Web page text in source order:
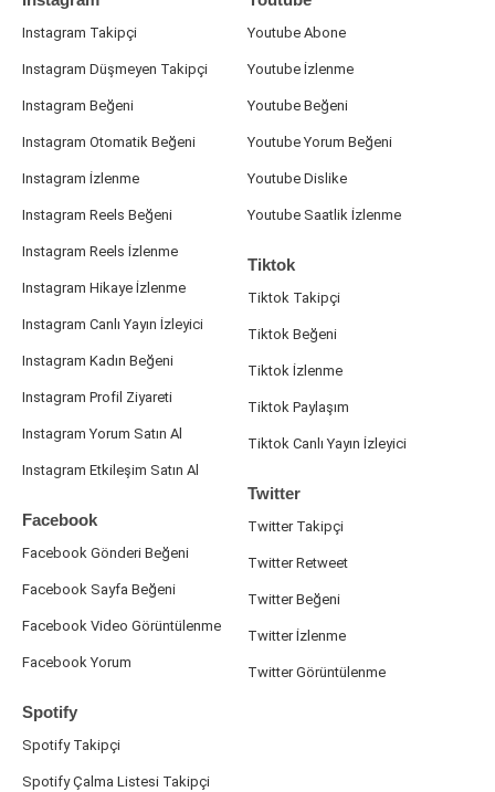
Instagram Takipçi
Instagram Düşmeyen Takipçi
Instagram Beğeni
Instagram Otomatik Beğeni
Instagram İzlenme
Instagram Reels Beğeni
Instagram Reels İzlenme
Instagram Hikaye İzlenme
Instagram Canlı Yayın İzleyici
Instagram Kadın Beğeni
Instagram Profil Ziyareti
Instagram Yorum Satın Al
Instagram Etkileşim Satın Al
Facebook
Facebook Gönderi Beğeni
Facebook Sayfa Beğeni
Facebook Video Görüntülenme
Facebook Yorum
Spotify
Spotify Takipçi
Spotify Çalma Listesi Takipçi
Youtube Abone
Youtube İzlenme
Youtube Beğeni
Youtube Yorum Beğeni
Youtube Dislike
Youtube Saatlik İzlenme
Tiktok
Tiktok Takipçi
Tiktok Beğeni
Tiktok İzlenme
Tiktok Paylaşım
Tiktok Canlı Yayın İzleyici
Twitter
Twitter Takipçi
Twitter Retweet
Twitter Beğeni
Twitter İzlenme
Twitter Görüntülenme